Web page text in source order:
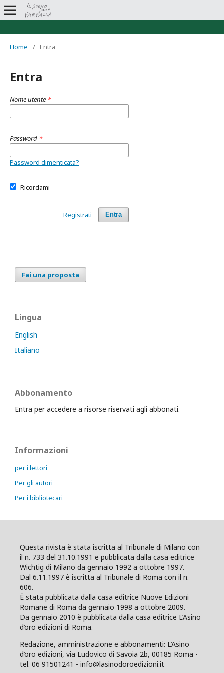
Home / Entra
Entra
Nome utente *
Password *
Password dimenticata?
Ricordami
Entra
Registrati
Fai una proposta
Lingua
English
Italiano
Abbonamento
Entra per accedere a risorse riservati agli abbonati.
Informazioni
per i lettori
Per gli autori
Per i bibliotecari
Questa rivista è stata iscritta al Tribunale di Milano con
il n. 733 del 31.10.1991 e pubblicata dalla casa editrice
Wichtig di Milano da gennaio 1992 a ottobre 1997.
Dal 6.11.1997 è iscritta al Tribunale di Roma con il n.
606.
È stata pubblicata dalla casa editrice Nuove Edizioni
Romane di Roma da gennaio 1998 a ottobre 2009.
Da gennaio 2010 è pubblicata dalla casa editrice L’Asino
d’oro edizioni di Roma.
Redazione, amministrazione e abbonamenti: L’Asino
d’oro edizioni, via Ludovico di Savoia 2b, 00185 Roma -
tel. 06 91501241 - info@lasinodoroedizioni.it